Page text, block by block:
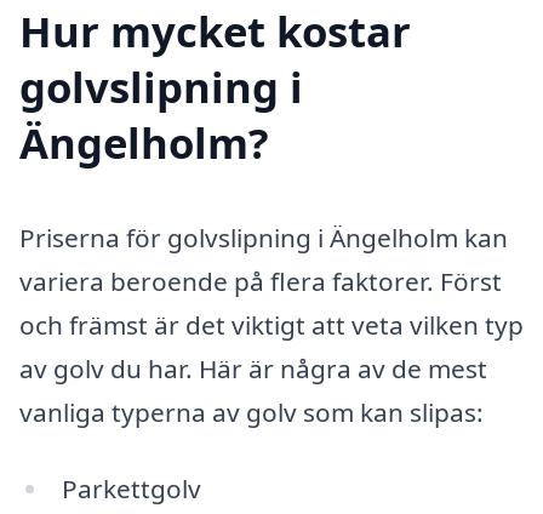
Hur mycket kostar
golvslipning i
Ängelholm?
Priserna för golvslipning i Ängelholm kan
variera beroende på flera faktorer. Först
och främst är det viktigt att veta vilken typ
av golv du har. Här är några av de mest
vanliga typerna av golv som kan slipas:
Parkettgolv